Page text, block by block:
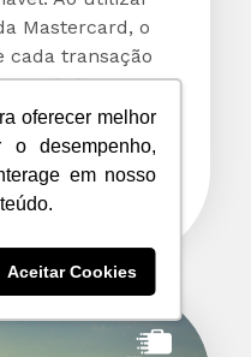
oferecer melhor
o desempenho,
em nosso
Aceitar Cookies
Mastercard, o
cada transação
[...]